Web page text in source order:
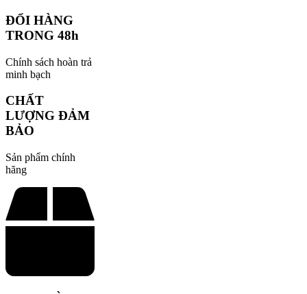
ĐỔI HÀNG
TRONG 48h
Chính sách hoàn trả
minh bạch
CHẤT
LƯỢNG ĐẢM
BẢO
Sản phẩm chính
hãng